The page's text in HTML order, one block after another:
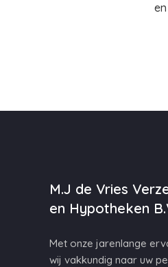
M.J de Vries
en Hypotheken
Met onze jarenlange
wij vakkundig naar uw